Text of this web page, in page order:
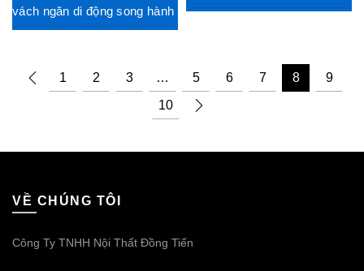
vách ngăn di động song hành
1 2 3 … 5 6 7 8
9
10
VỀ CHÚNG TÔI
Công Ty TNHH Nội Thất Đồng Tiến